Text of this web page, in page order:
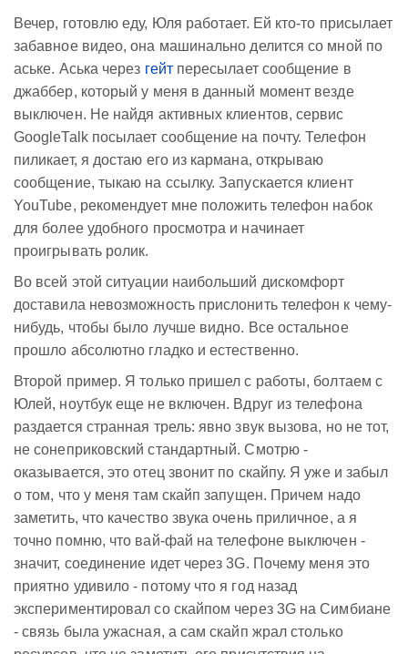
Вечер, готовлю еду, Юля работает. Ей кто-то присылает
забавное видео, она машинально делится со мной по
аське. Аська через гейтпересылает сообщение в
джаббер, который у меня в данный момент везде
выключен. Не найдя активных клиентов, сервис
GoogleTalk посылает сообщение на почту. Телефон
пиликает, я достаю его из кармана, открываю
сообщение, тыкаю на ссылку. Запускается клиент
YouTube, рекомендует мне положить телефон набок
для более удобного просмотра и начинает
проигрывать ролик.
Во всей этой ситуации наибольший дискомфорт
доставила невозможность прислонить телефон к чему-
нибудь, чтобы было лучше видно. Все остальное
прошло абсолютно гладко и естественно.
Второй пример. Я только пришел с работы, болтаем с
Юлей, ноутбук еще не включен. Вдруг из телефона
раздается странная трель: явно звук вызова, но не тот,
не сонеприковский стандартный. Смотрю -
оказывается, это отец звонит по скайпу. Я уже и забыл
о том, что у меня там скайп запущен. Причем надо
заметить, что качество звука очень приличное, а я
точно помню, что вай-фай на телефоне выключен -
значит, соединение идет через 3G. Почему меня это
приятно удивило - потому что я год назад
экспериментировал со скайпом через 3G на Симбиане
- связь была ужасная, а сам скайп жрал столько